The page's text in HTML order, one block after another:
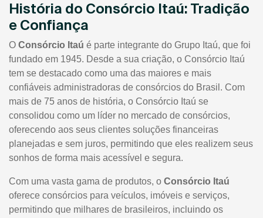
História do Consórcio Itaú: Tradição
e Confiança
O Consórcio Itaú é parte integrante do Grupo Itaú, que foi
fundado em 1945. Desde a sua criação, o Consórcio Itaú
tem se destacado como uma das maiores e mais
confiáveis administradoras de consórcios do Brasil. Com
mais de 75 anos de história, o Consórcio Itaú se
consolidou como um líder no mercado de consórcios,
oferecendo aos seus clientes soluções financeiras
planejadas e sem juros, permitindo que eles realizem seus
sonhos de forma mais acessível e segura.
Com uma vasta gama de produtos, o Consórcio Itaú
oferece consórcios para veículos, imóveis e serviços,
permitindo que milhares de brasileiros, incluindo os